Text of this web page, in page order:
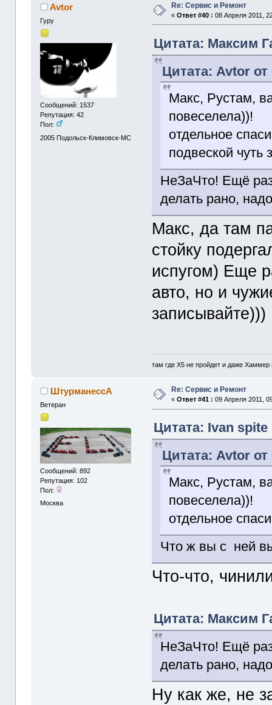
Avtor
Гуру
Сообщений: 1537
Репутация: 42
Пол:
2005 Подольск-Климовск-МС
Re: Сервис и Ремонт
«Ответ #40 : 08 Апреля 2011,
Цитата: Максим
Цитата: Avtor от
Макс, Рустам,
повеселела))!
отдельное
подвеской чуть
НеЗаЧто! Ещё
делать рано,
Макс, да там
стойку
испугом) Еще
авто, но и
записывайте)))
там где Х5 не пройдет и даже Хаммер
ШтурманессА
Ветеран
Сообщений: 892
Репутация: 102
Пол:
Москва
Re: Сервис и Ремонт
«Ответ #41 : 09 Апреля 2011,
Цитата: Ivan spite
Цитата: Avtor от
Макс, Рустам,
повеселела))!
отдельное
Что ж вы с ней
Что-что,
Цитата: Максим
НеЗаЧто! Ещё
делать рано,
Ну как же, не